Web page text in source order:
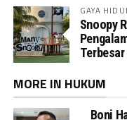
GAYA
Snoopy
MORE IN HUKUM
Boni